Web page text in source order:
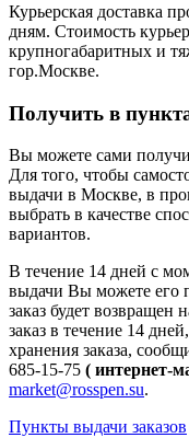
Курьерская доставка
дням. Стоимость
крупногабаритных и
гор.Москве.
Получить в
Вы можете сами
Для того, чтобы
выдачи в Москве, в
выбрать в качестве
вариантов.
В течение 14 дней с
выдачи Вы можете его
заказ будет возвращен
заказ в течение 14
хранения заказа,
685-15-75 ( интернет-
market@rosspen.su.
Пункты выдачи заказов